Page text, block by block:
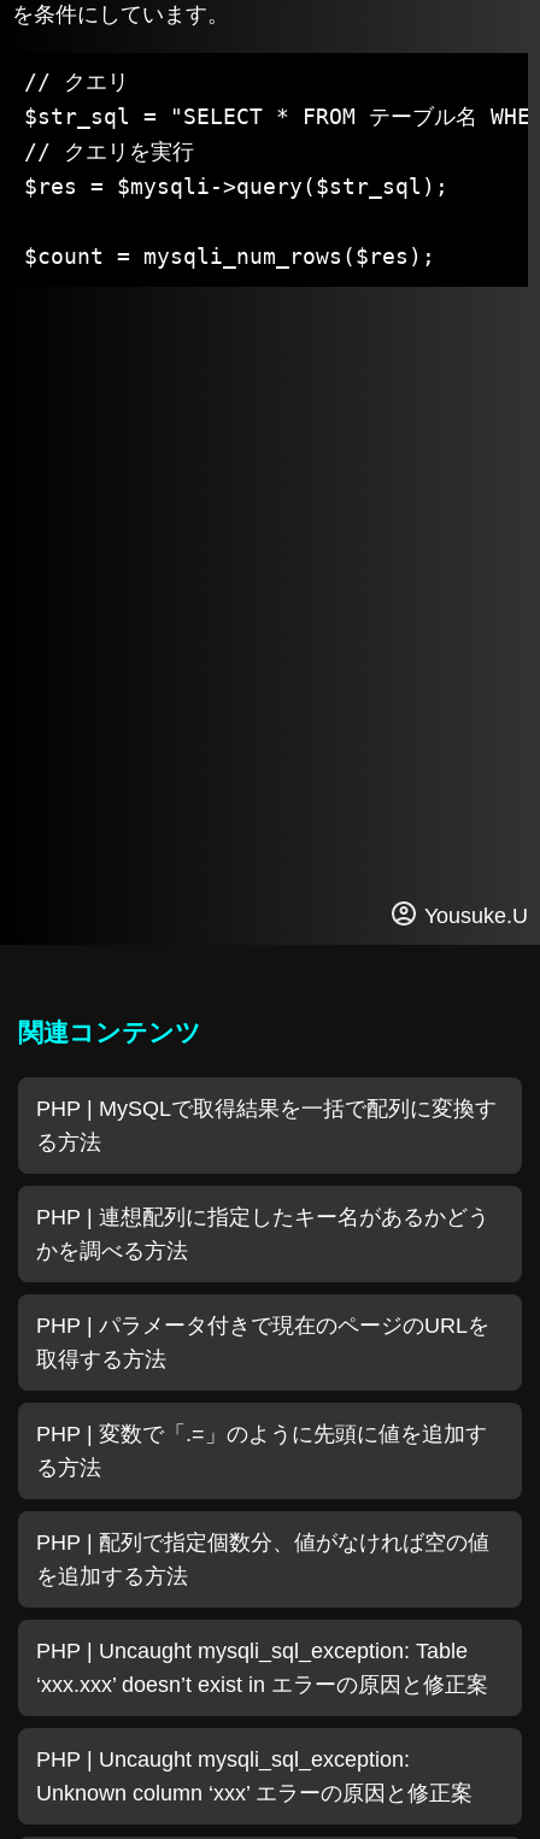
を条件にしています。
// クエリ
$str_sql = "SELECT * FROM テーブル名
// クエリを実行
$res = $mysqli->query($str_sql);
$count = mysqli_num_rows($res);
Yousuke.U
関連コンテンツ
PHP | MySQLで取得結果を一括で配列に変換す
る方法
PHP | 連想配列に指定したキー名があるかどう
かを調べる方法
PHP | パラメータ付きで現在のページのURLを
取得する方法
PHP | 変数で「.=」のように先頭に値を追加す
る方法
PHP | 配列で指定個数分、値がなければ空の値
を追加する方法
PHP | Uncaught mysqli_sql_exception: Table
‘xxx.xxx’ doesn’t exist in エラーの原因と修正案
PHP | Uncaught mysqli_sql_exception:
Unknown column ‘xxx’ エラーの原因と修正案